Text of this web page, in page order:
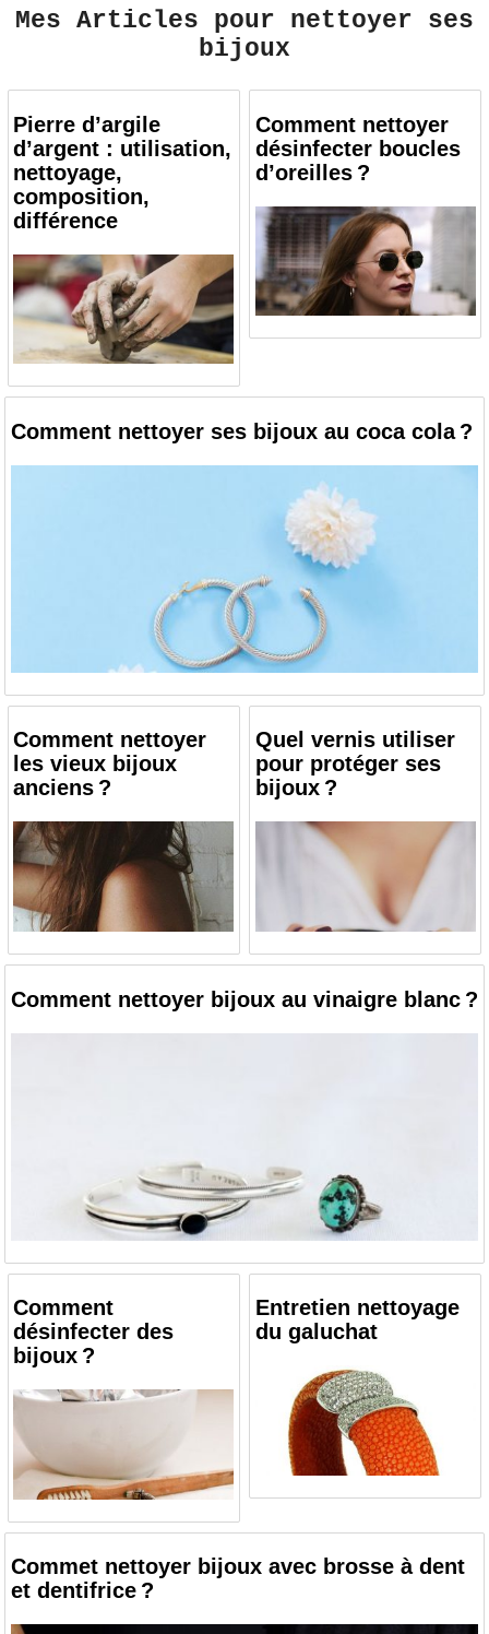
Mes Articles pour nettoyer ses
bijoux
Pierre d’argile
d’argent : utilisation,
nettoyage,
composition,
différence
Comment nettoyer
désinfecter boucles
d’oreilles ?
Comment nettoyer ses bijoux au coca cola ?
Comment nettoyer
les vieux bijoux
anciens ?
Quel vernis utiliser
pour protéger ses
bijoux ?
Comment nettoyer bijoux au vinaigre blanc ?
Comment
désinfecter des
bijoux ?
Entretien nettoyage
du galuchat
Commet nettoyer bijoux avec brosse à dent
et dentifrice ?